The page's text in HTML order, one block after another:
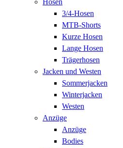
3/4-Hosen
MTB-Shorts
Kurze Hosen
Lange Hosen
Trägerhosen
Jacken und Westen
Sommerjacken
Winterjacken
Westen
Anzüge
Anzüge
Bodies